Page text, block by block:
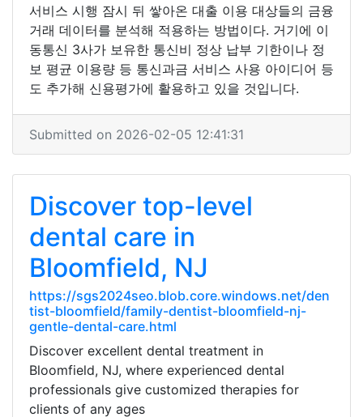
서비스 시행 잠시 뒤 쌓아온 대출 이용 대상들의 금융
거래 데이터를 분석해 적용하는 방법이다. 거기에 이
동통신 3사가 보유한 통신비 정상 납부 기한이나 정
보 평균 이용량 등 통신과금 서비스 사용 아이디어 등
도 추가해 신용평가에 활용하고 있을 것입니다.
Submitted on 2026-02-05 12:41:31
Discover top-level
dental care in
Bloomfield, NJ
https://sgs2024seo.blob.core.windows.net/den
tist-bloomfield/family-dentist-bloomfield-nj-
gentle-dental-care.html
Discover excellent dental treatment in
Bloomfield, NJ, where experienced dental
professionals give customized therapies for
clients of any ages